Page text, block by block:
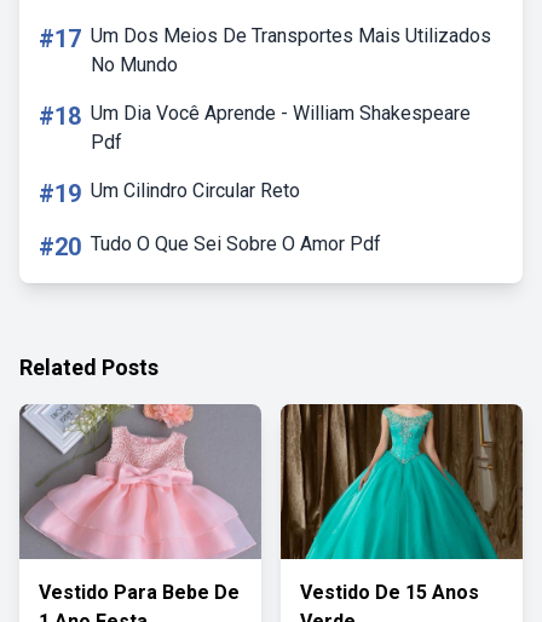
#17 Um Dos Meios De Transportes Mais Utilizados
No Mundo
#18 Um Dia Você Aprende - William Shakespeare
Pdf
#19 Um Cilindro Circular Reto
#20 Tudo O Que Sei Sobre O Amor Pdf
Related Posts
Vestido Para Bebe De
Vestido De 15 Anos